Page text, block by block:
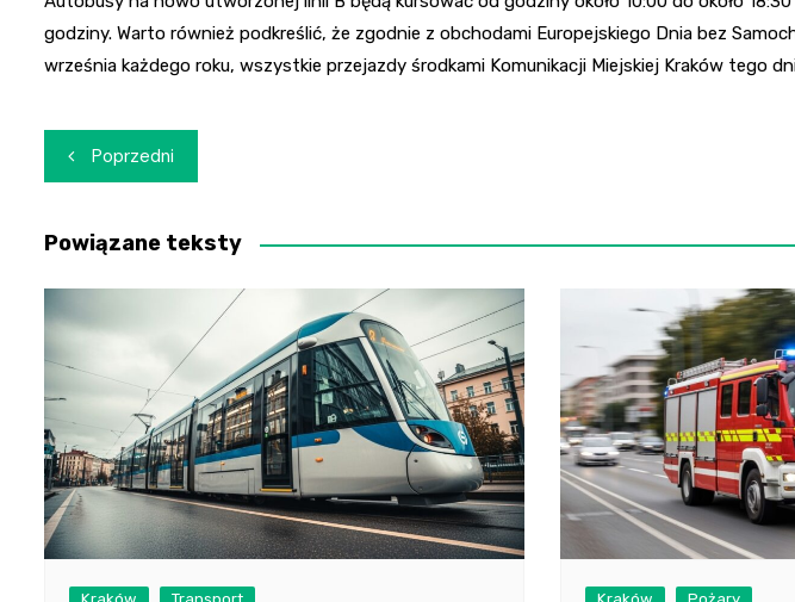
godziny. Warto również podkreślić, że zgodnie z obchodami Europejskiego Dnia bez
września każdego roku, wszystkie przejazdy środkami Komunikacji Miejskiej Kraków tego
Nawigacja
wpisu
Poprzedni
Powiązane teksty